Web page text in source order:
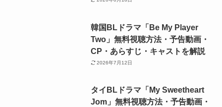
韓国BLドラマ「Be My Player
Two」無料視聴方法・予告動画・
CP・あらすじ・キャストを解説
2026年7月12日
タイBLドラマ「My Sweetheart
Jom」無料視聴方法・予告動画・